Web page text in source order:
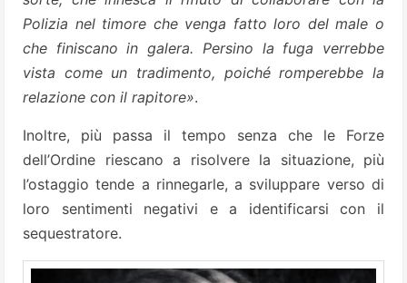
Polizia nel timore che venga fatto loro del male o
che finiscano in galera. Persino la fuga verrebbe
vista come un tradimento, poiché romperebbe la
relazione con il rapitore».
Inoltre, più passa il tempo senza che le Forze
dell’Ordine riescano a risolvere la situazione, più
l’ostaggio tende a rinnegarle, a sviluppare verso di
loro sentimenti negativi e a identificarsi con il
sequestratore.